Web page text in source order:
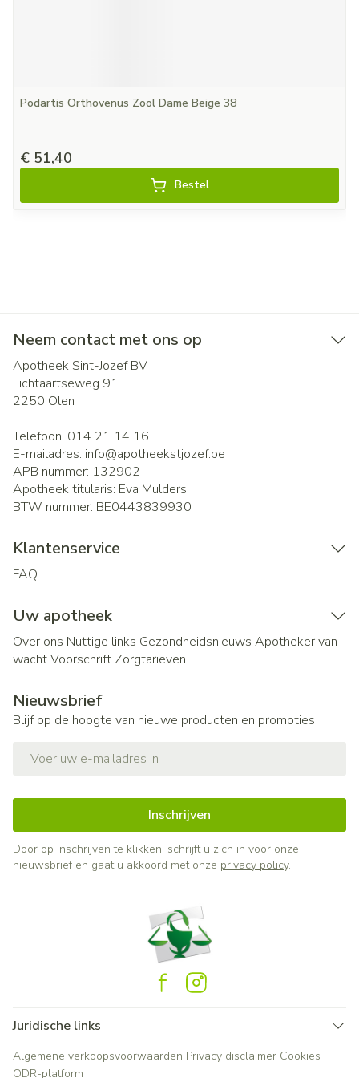
Podartis Orthovenus Zool Dame Beige 38
€ 51,40
Bestel
Neem contact met ons op
Apotheek Sint-Jozef BV
Lichtaartseweg 91
2250 Olen
Telefoon: 014 21 14 16
E-mailadres: info@apotheekstjozef.be
APB nummer: 132902
Apotheek titularis: Eva Mulders
BTW nummer: BE0443839930
Klantenservice
FAQ
Uw apotheek
Over ons Nuttige links Gezondheidsnieuws Apotheker van
wachtVoorschrift Zorgtarieven
Nieuwsbrief
Blijf op de hoogte van nieuwe producten en promoties
Inschrijven
Door op inschrijven te klikken, schrijft u zich in voor onze
nieuwsbrief en gaat u akkoord met onze privacy policy.
Juridische links
Algemene verkoopsvoorwaarden Privacy disclaimer Cookies
ODR-platform